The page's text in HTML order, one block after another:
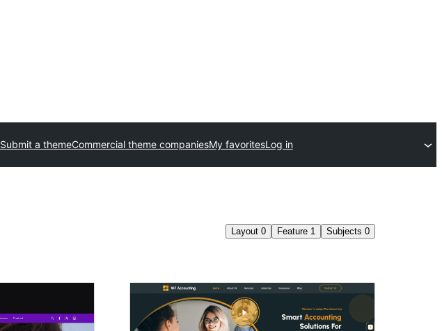
Submit a themeCommercial theme companiesMy favoritesLog in
Layout 0 Feature 1 Subjects 0